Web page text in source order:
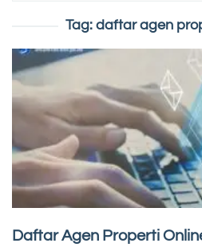
Tag: daftar agen
Daftar Agen Properti